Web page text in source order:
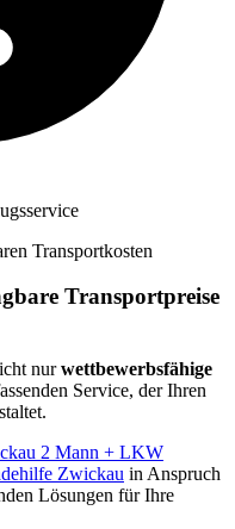
Transportkosten
Transportpreise
nurwettbewerbsfähige
Service, der Ihren
2 Mann + LKW
Zwickau in Anspruch
Lösungen für Ihre